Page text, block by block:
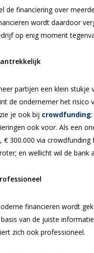
de financiering over
wordt daardoor
op enig moment
antrekkelijk
partijen een klein stukje
de ondernemer het risico
je ook bij crowdfunding
ook voor. Als een
€ 300.000 via crowdfunding
en wellicht wil de bank
rofessioneel
financieren wordt
van de juiste
zich ook professioneel.